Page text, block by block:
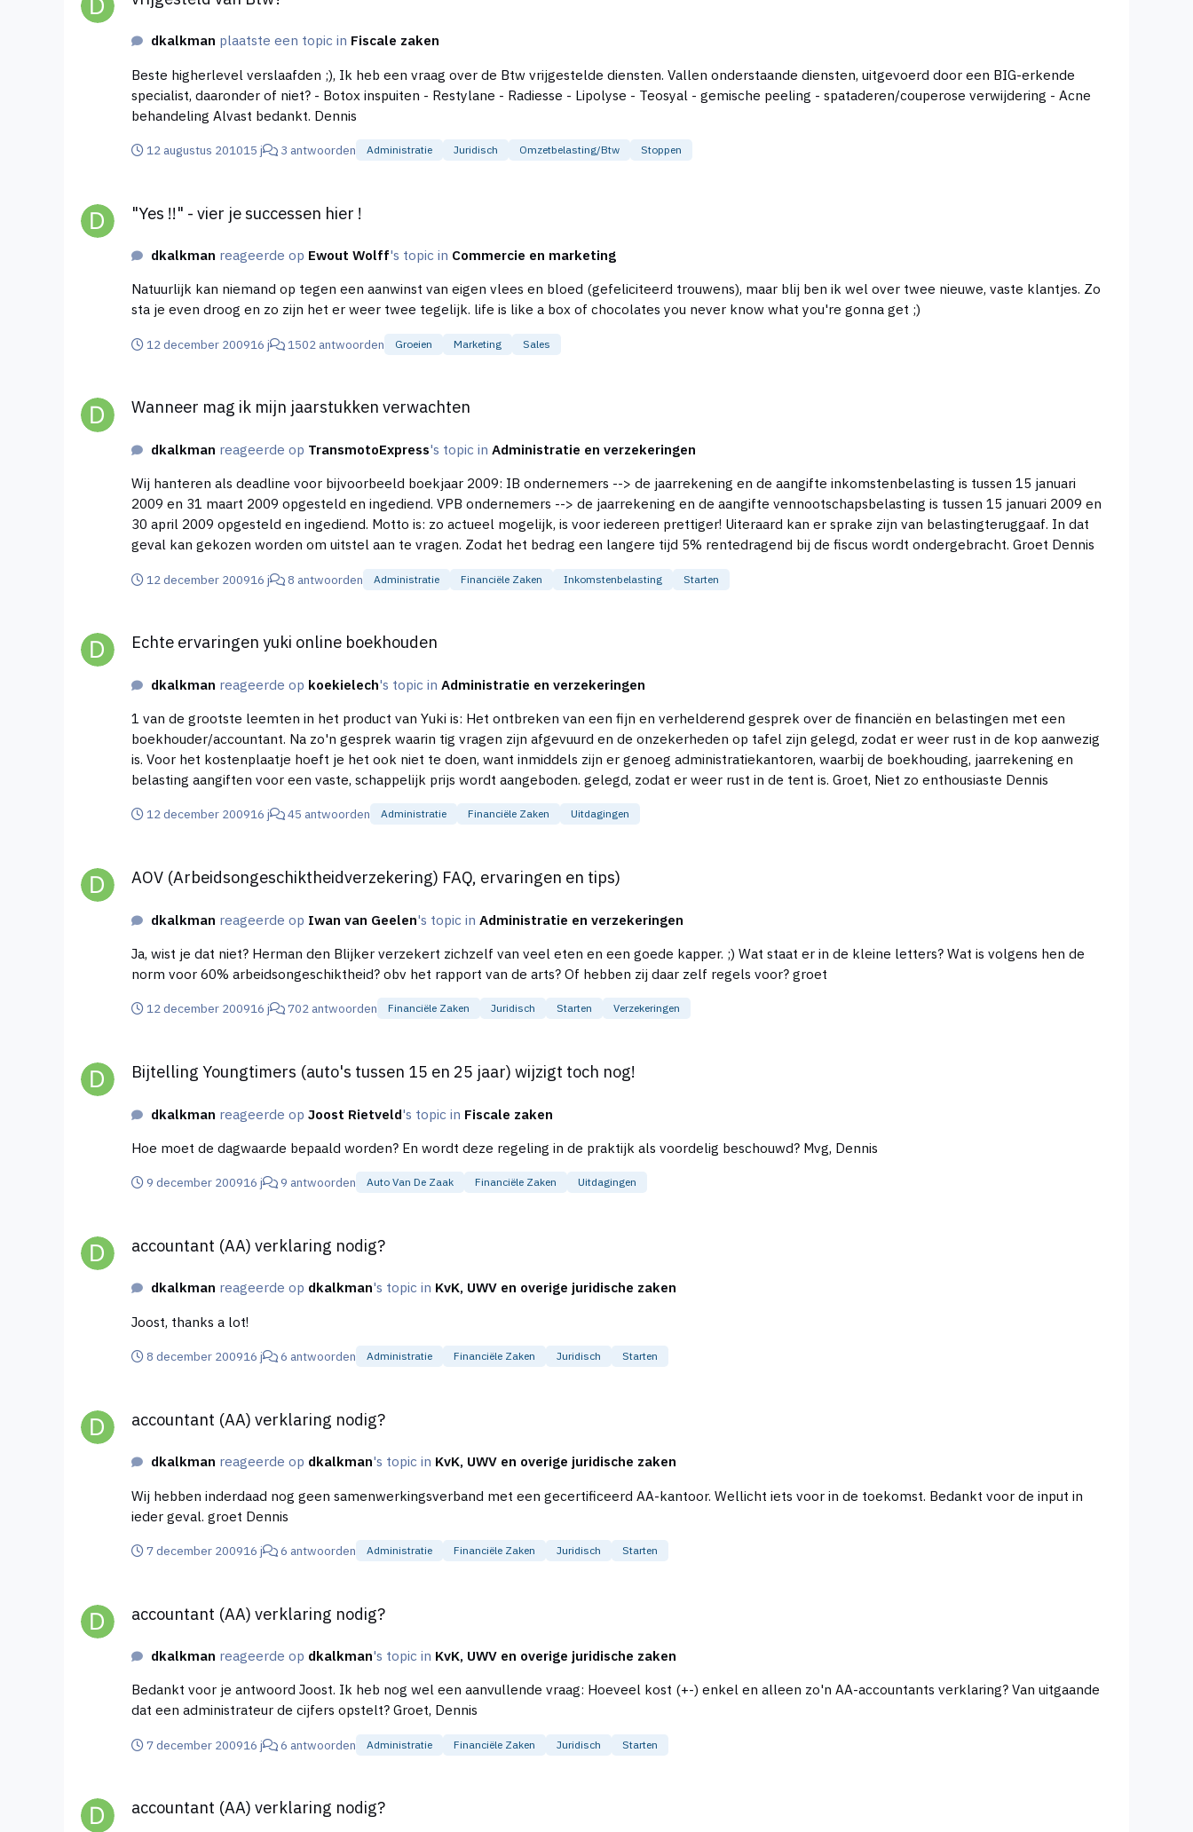
dkalkman plaatste een topic in Fiscale zaken
Beste higherlevel verslaafden ;), Ik heb een vraag over de Btw vrijgestelde diensten. Vallen onderstaande diensten, uitgevoerd door een BIG-erkende
specialist, daaronder of niet? - Botox inspuiten - Restylane - Radiesse - Lipolyse - Teosyal - gemische peeling - spataderen/couperose verwijdering - Acne
behandeling Alvast bedankt. Dennis
12 augustus 201015 j 3 antwoorden Administratie Juridisch Omzetbelasting/btw Stoppen
"Yes !!" - vier je successen hier !
dkalkman reageerde op Ewout Wolff's topic in Commercie en marketing
Natuurlijk kan niemand op tegen een aanwinst van eigen vlees en bloed (gefeliciteerd trouwens), maar blij ben ik wel over twee nieuwe, vaste klantjes. Zo
sta je even droog en zo zijn het er weer twee tegelijk. life is like a box of chocolates you never know what you're gonna get ;)
12 december 200916 j 1502 antwoorden Groeien Marketing Sales
Wanneer mag ik mijn jaarstukken verwachten
dkalkman reageerde op TransmotoExpress's topic inAdministratie en verzekeringen
Wij hanteren als deadline voor bijvoorbeeld boekjaar 2009: IB ondernemers --> de jaarrekening en de aangifte inkomstenbelasting is tussen 15 januari
2009 en 31 maart 2009 opgesteld en ingediend. VPB ondernemers --> de jaarrekening en de aangifte vennootschapsbelasting is tussen 15 januari 2009 en
30 april 2009 opgesteld en ingediend. Motto is: zo actueel mogelijk, is voor iedereen prettiger! Uiteraard kan er sprake zijn van belastingteruggaaf. In dat
geval kan gekozen worden om uitstel aan te vragen. Zodat het bedrag een langere tijd 5% rentedragend bij de fiscus wordt ondergebracht. Groet Dennis
12 december 200916 j 8 antwoorden Administratie Financiële Zaken Inkomstenbelasting Starten
Echte ervaringen yuki online boekhouden
dkalkman reageerde op koekielech's topic inAdministratie en verzekeringen
1 van de grootste leemten in het product van Yuki is: Het ontbreken van een fijn en verhelderend gesprek over de financiën en belastingen met een
boekhouder/accountant. Na zo'n gesprek waarin tig vragen zijn afgevuurd en de onzekerheden op tafel zijn gelegd, zodat er weer rust in de kop aanwezig
is. Voor het kostenplaatje hoeft je het ook niet te doen, want inmiddels zijn er genoeg administratiekantoren, waarbij de boekhouding, jaarrekening en
belasting aangiften voor een vaste, schappelijk prijs wordt aangeboden. gelegd, zodat er weer rust in de tent is. Groet, Niet zo enthousiaste Dennis
12 december 200916 j 45 antwoorden Administratie Financiële Zaken Uitdagingen
AOV (Arbeidsongeschiktheidverzekering) FAQ, ervaringen en tips)
dkalkman reageerde op Iwan van Geelen's topic inAdministratie en verzekeringen
Ja, wist je dat niet? Herman den Blijker verzekert zichzelf van veel eten en een goede kapper. ;) Wat staat er in de kleine letters? Wat is volgens hen de
norm voor 60% arbeidsongeschiktheid? obv het rapport van de arts? Of hebben zij daar zelf regels voor? groet
12 december 200916 j 702 antwoorden Financiële Zaken Juridisch Starten Verzekeringen
Bijtelling Youngtimers (auto's tussen 15 en 25 jaar) wijzigt toch nog!
dkalkman reageerde opJoost Rietveld's topic in Fiscale zaken
Hoe moet de dagwaarde bepaald worden? En wordt deze regeling in de praktijk als voordelig beschouwd? Mvg, Dennis
9 december 200916 j 9 antwoorden Auto Van De Zaak Financiële Zaken Uitdagingen
accountant (AA) verklaring nodig?
dkalkman reageerde op dkalkman's topic in KvK, UWV en overige juridische zaken
Joost, thanks a lot!
8 december 200916 j 6 antwoorden Administratie Financiële Zaken Juridisch Starten
accountant (AA) verklaring nodig?
dkalkman reageerde op dkalkman's topic in KvK, UWV en overige juridische zaken
Wij hebben inderdaad nog geen samenwerkingsverband met een gecertificeerd AA-kantoor. Wellicht iets voor in de toekomst. Bedankt voor de input in
ieder geval. groet Dennis
7 december 200916 j 6 antwoorden Administratie Financiële Zaken Juridisch Starten
accountant (AA) verklaring nodig?
dkalkman reageerde op dkalkman's topic in KvK, UWV en overige juridische zaken
Bedankt voor je antwoord Joost. Ik heb nog wel een aanvullende vraag: Hoeveel kost (+-) enkel en alleen zo'n AA-accountants verklaring? Van uitgaande
dat een administrateur de cijfers opstelt? Groet, Dennis
7 december 200916 j 6 antwoorden Administratie Financiële Zaken Juridisch Starten
accountant (AA) verklaring nodig?